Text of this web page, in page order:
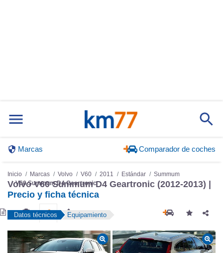
Marcas Comparador de coches
Inicio Marcas Volvo V60 2011 Estándar
Summum
V60 Summum D4 Geartronic
Volvo V60 Summum D4 Geartronic (2012-2013) |
Precio y ficha técnica
Datos técnicos Equipamiento